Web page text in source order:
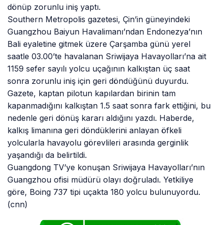
dönüp zorunlu iniş yaptı.
Southern Metropolis gazetesi, Çin’in güneyindeki
Guangzhou Baiyun Havalimanı’ndan Endonezya’nın
Bali eyaletine gitmek üzere Çarşamba günü yerel
saatle 03.00’te havalanan Sriwijaya Havayolları’na ait
1159 sefer sayılı yolcu uçağının kalkıştan üç saat
sonra zorunlu iniş için geri döndüğünü duyurdu.
Gazete, kaptan pilotun kapılardan birinin tam
kapanmadığını kalkıştan 1.5 saat sonra fark ettiğini, bu
nedenle geri dönüş kararı aldığını yazdı. Haberde,
kalkış limanına geri döndüklerini anlayan öfkeli
yolcularla havayolu görevlileri arasında gerginlik
yaşandığı da belirtildi.
Guangdong TV’ye konuşan Sriwijaya Havayolları’nın
Guangzhou ofisi müdürü olayı doğruladı. Yetkiliye
göre, Boing 737 tipi uçakta 180 yolcu bulunuyordu.
(cnn)